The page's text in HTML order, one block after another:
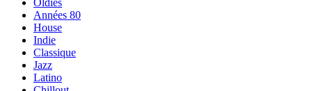
Oldies
Années 80
House
Indie
Classique
Jazz
Latino